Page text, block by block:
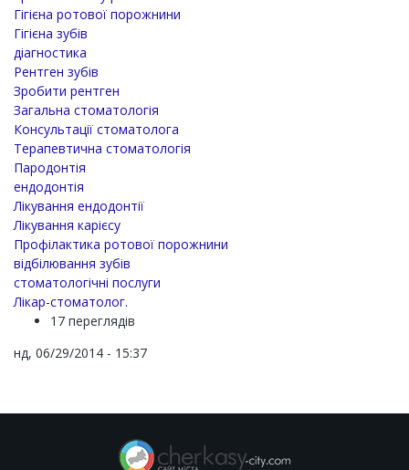
Гігієна ротової порожнини
Гігієна зубів
діагностика
Рентген зубів
Зробити рентген
Загальна стоматологія
Консультації стоматолога
Терапевтична стоматологія
Пародонтія
ендодонтія
Лікування ендодонтії
Лікування карієсу
Профілактика ротової порожнини
відбілювання зубів
стоматологічні послуги
Лікар-стоматолог.
17 переглядів
нд, 06/29/2014 - 15:37